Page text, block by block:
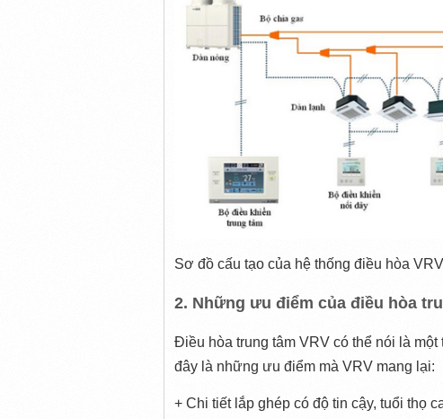
Sơ đồ cấu tạo của hệ thống điều hòa VRV
2. Những ưu điểm của điều hòa
Điều hòa trung tâm VRV có thể nói là
đây là những ưu điểm mà VRV mang lại:
+ Chi tiết lắp ghép có độ tin cậy, tuổi thọ